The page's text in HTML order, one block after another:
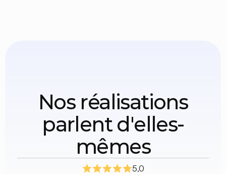
Nos réalisations
parlent d'elles-
mêmes
5,0